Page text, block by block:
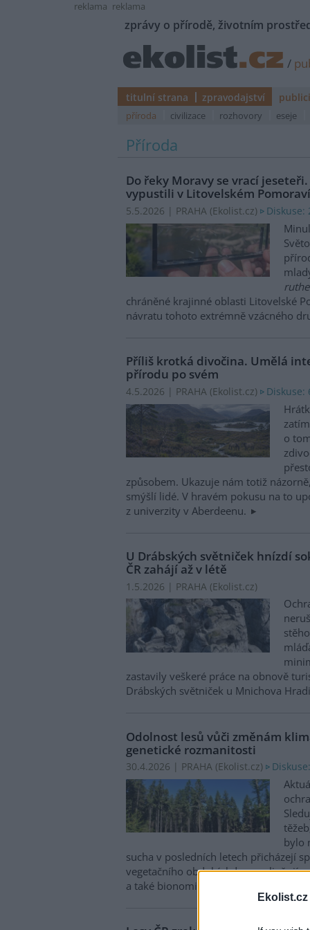
Ekolist.cz
reklama reklama
zprávy o přírodě, životním
/
titulní strana zpravodajství
příroda civilizace rozhovory eseje
Příroda
Do řeky Moravy se vrací
vypustili v Litovelském
5.5.2026 | PRAHA (Ekolist.cz) Diskuse:
chráněné krajinné oblasti Litovelské
návratu tohoto extrémně vzácného
Příliš krotká divočina. Umělá
přírodu po svém
4.5.2026 | PRAHA (Ekolist.cz) Diskuse:
o
způsobem. Ukazuje nám totiž
smýšlí lidé. V hravém pokusu na to
z univerzity v Aberdeenu.
U Drábských světniček hnízdí
ČR zahájí až v létě
1.5.2026 | PRAHA (Ekolist.cz)
zastavily veškeré práce na obnově
Drábských světniček u Mnichova
Odolnost lesů vůči změnám
genetické rozmanitosti
30.4.2026 | PRAHA (Ekolist.cz)
bylo
sucha v posledních letech přicházejí
vegetačního období, kdy neovlivňují
a také bionomii škůdců tak jako v